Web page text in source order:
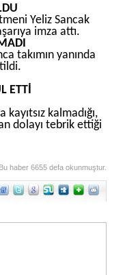
Yeliz Sancak
imza attı.
takımın yanında
ETTİ
kalmadığı,
dolayı tebrik ettiği
Bu haber 6655 defa okunmuştur.